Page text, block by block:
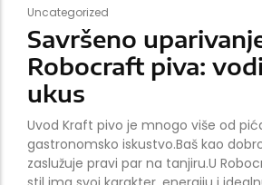
Uncategorized
Savršeno
Robocraft piva:
ukus
Uvod Kraft pivo je mnogo više od
gastronomsko iskustvo.Baš kao
zaslužuje pravi par na tanjiru.U